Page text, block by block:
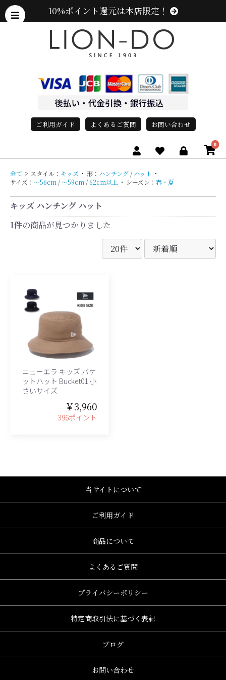
10%ポイント還元は本店限定！
ご利用ガイド よくあるご質問 お問い合わせ
0
全て > スタイル： キッズ ・ 形： ハンチング / ハット ・
サイズ： 〜56cm /〜59cm /62cm以上 ・ シーズン： 春・夏
キッズ ハンチング ハット
1件の商品が見つかりました
ニューエラ キッズ バケ
ットハット Bucket01 小
さいサイズ
￥3,960
396ポイント
当サイトについて
ご利用ガイド
商品について
よくあるご質問
プライバシーポリシー
特定商取引法に基づく表記
ブログ
お問い合わせ